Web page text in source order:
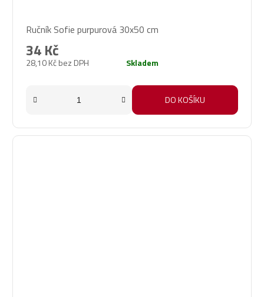
Ručník Sofie purpurová 30x50 cm
28,10 Kč bez DPH
34 Kč
Skladem
DO KOŠÍKU